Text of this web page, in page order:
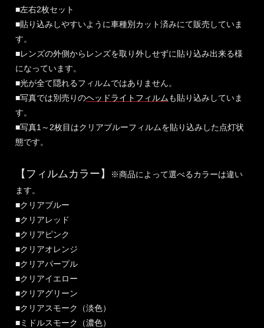
■左右2枚セット
■貼り込みしやすいように車種別カット済みにて販売していま
す。
■レンズの外側からレンズを取り外しせずに貼り込み出来る様
になっています。
■光が全て隠れるフィルムではありません。
■写真では別売りのヘッドライトフィルムも貼り込みしていま
す。
■写真1～2枚目はクリアブルーフィルムを貼り込みした点灯状
態です。
【フィルムカラー】
※商品によって選べるカラーは違い
ます。
■クリアブルー
■クリアレッド
■クリアピンク
■クリアオレンジ
■クリアパープル
■クリアイエロー
■クリアグリーン
■クリアスモーク（淡色）
■ミドルスモーク（濃色）